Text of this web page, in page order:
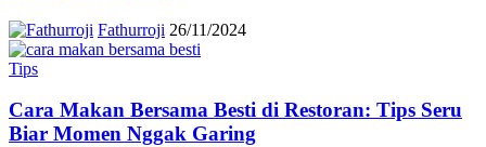
Fathurroji 26/11/2024
Tips
Cara Makan Bersama Besti di Restoran: Tips Seru
Biar Momen Nggak Garing